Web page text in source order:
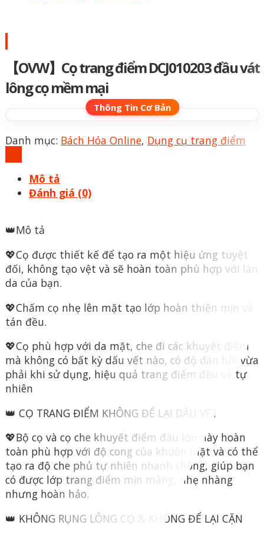
【OVW】Cọ trang điểm DCJ010203 đầu vát
lông cọ mềm mại
Danh mục: Bách Hóa Online, Dụng cụ trang điểm
Mô tả
Đánh giá (0)
👑Mô tả
💖Cọ được thiết kế để tạo ra một hiệu ứng tuyệt
đối, không tạo vệt và sẽ hoàn toàn phù hợp với làn
da của bạn.
💖Chấm cọ nhẹ lên mặt tạo lớp hoàn thiện mịn và
tán đều.
💖Cọ phù hợp với da mặt, che đi các khuyết điểm
mà không có bất kỳ dấu vết nào, có độ đàn hồi vừa
phải khi sử dụng, hiệu quả trang điểm đều và tự
nhiên
👑 CỌ TRANG ĐIỂM KHÔNG ĐỂ LẠI DẤU VẾT
💖Bộ cọ và cọ che khuyết điểm đầu lớn này hoàn
toàn phù hợp với độ cong của khuôn mặt và có thể
tạo ra độ che phủ tự nhiên nhanh chóng, giúp bạn
có được lớp trang điểm mịn màng, nhẹ nhàng
nhưng hoàn hảo.
👑 KHÔNG RỤNG LÔNG CỌ & KHÔNG ĐỂ LẠI CẶN